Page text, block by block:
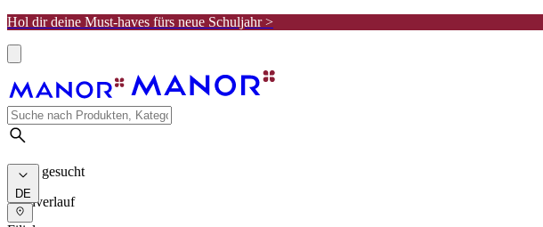
Hol dir deine Must-haves fürs neue Schuljahr >
Meist gesucht
Suchverlauf
DE